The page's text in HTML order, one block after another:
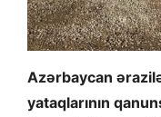
Azərbaycan
yataqlarının